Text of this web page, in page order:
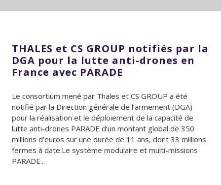
THALES et CS GROUP notifiés par la
DGA pour la lutte anti-drones en
France avec PARADE
Le consortium mené par Thales et CS GROUP a été
notifié par la Direction générale de l’armement (DGA)
pour la réalisation et le déploiement de la capacité de
lutte anti-drones PARADE d’un montant global de 350
millions d’euros sur une durée de 11 ans, dont 33 millions
fermes à date.Le système modulaire et multi-missions
PARADE...